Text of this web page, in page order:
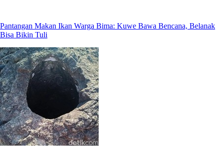
Pantangan Makan Ikan Warga Bima: Kuwe Bawa Bencana, Belanak
Bisa Bikin Tuli